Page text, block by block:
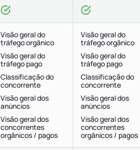
Visão geral do
tráfego orgânico
Visão geral do
tráfego pago
Classificação do
concorrente
Visão geral dos
anúncios
Visão geral dos
concorrentes
orgânicos / pagos
Visão geral do
tráfego orgânico
Visão geral do
tráfego pago
Classificação do
concorrente
Visão geral dos
anúncios
Visão geral dos
concorrentes
orgânicos / pagos